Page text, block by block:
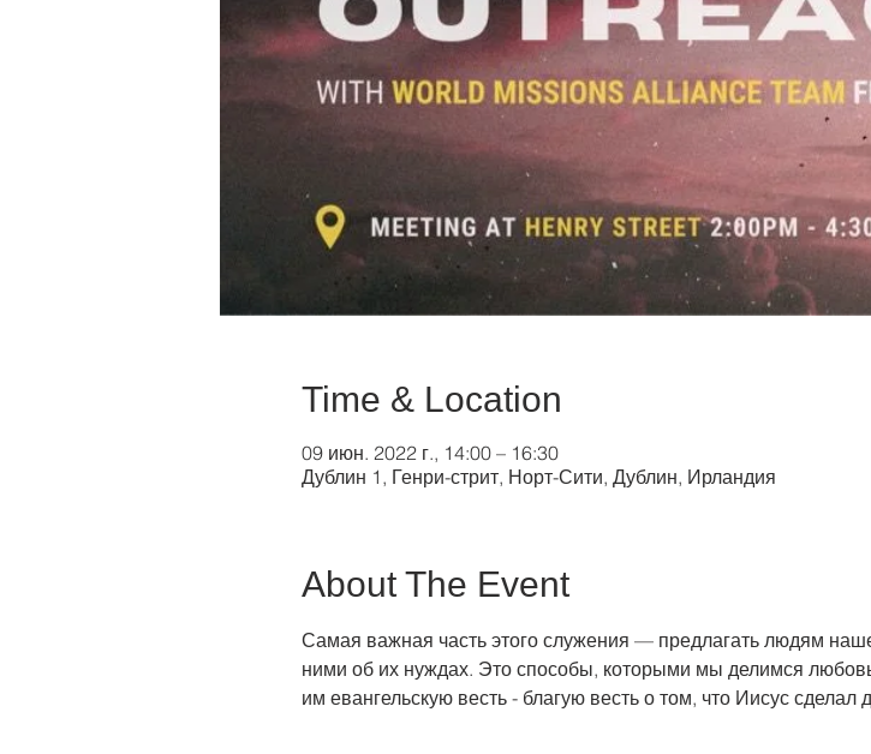
Time & Location
09 июн. 2022 г., 14:00 – 16:30
Дублин 1, Генри-стрит, Норт-Сити, Дублин, Ирландия
About The Event
Самая важная часть этого служения — предлагать людям
ними об их нуждах. Это способы, которыми мы делимся
им евангельскую весть - благую весть о том, что Иисус сделал